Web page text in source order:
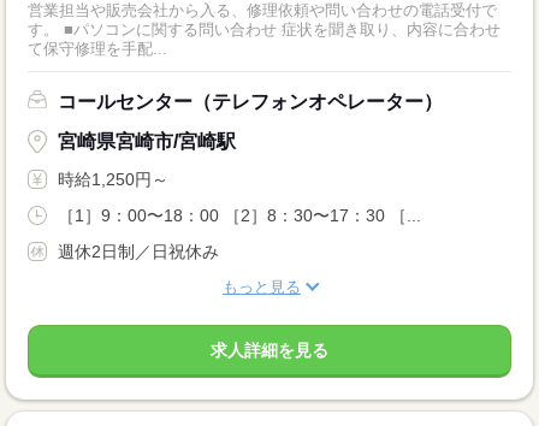
営業担当や販売会社から入る、修理依頼や問い合わせの電話受付で
す。 ■パソコンに関する問い合わせ 症状を聞き取り、内容に合わせ
て保守修理を手配...
コールセンター（テレフォンオペレーター）
宮崎県宮崎市/宮崎駅
時給1,250円～
［1］9：00〜18：00 ［2］8：30〜17：30 ［...
週休2日制／日祝休み
もっと見る
求人詳細を見る